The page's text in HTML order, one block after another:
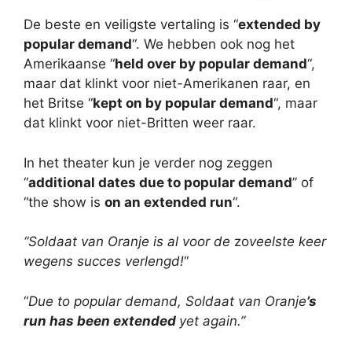
De beste en veiligste vertaling is “extended by
popular demand“. We hebben ook nog het
Amerikaanse “held over by popular demand“,
maar dat klinkt voor niet-Amerikanen raar, en
het Britse “kept on by popular demand“, maar
dat klinkt voor niet-Britten weer raar.
In het theater kun je verder nog zeggen
“additional dates due to popular demand” of
“the show is on an extended run“.
“Soldaat van Oranje is al voor de zoveelste keer
wegens succes verlengd!“
“Due to popular demand, Soldaat van Oranje’s
run has been extended yet again.”